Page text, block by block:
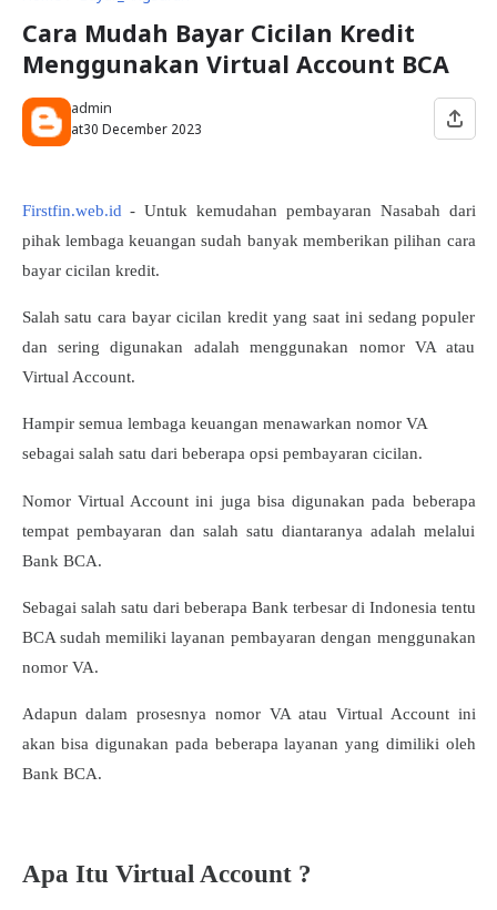
Cara Mudah Bayar Cicilan Kredit
Menggunakan Virtual Account BCA
admin
at30 December 2023
Firstfin.web.id - Untuk kemudahan pembayaran Nasabah dari
pihak lembaga keuangan sudah banyak memberikan pilihan cara
bayar cicilan kredit.
Salah satu cara bayar cicilan kredit yang saat ini sedang populer
dan sering digunakan adalah menggunakan nomor VA atau
Virtual Account.
Hampir semua lembaga keuangan menawarkan nomor VA
sebagai salah satu dari beberapa opsi pembayaran cicilan.
Nomor Virtual Account ini juga bisa digunakan pada beberapa
tempat pembayaran dan salah satu diantaranya adalah melalui
Bank BCA.
Sebagai salah satu dari beberapa Bank terbesar di Indonesia tentu
BCA sudah memiliki layanan pembayaran dengan menggunakan
nomor VA.
Adapun dalam prosesnya nomor VA atau Virtual Account ini
akan bisa digunakan pada beberapa layanan yang dimiliki oleh
Bank BCA.
Apa Itu Virtual Account ?